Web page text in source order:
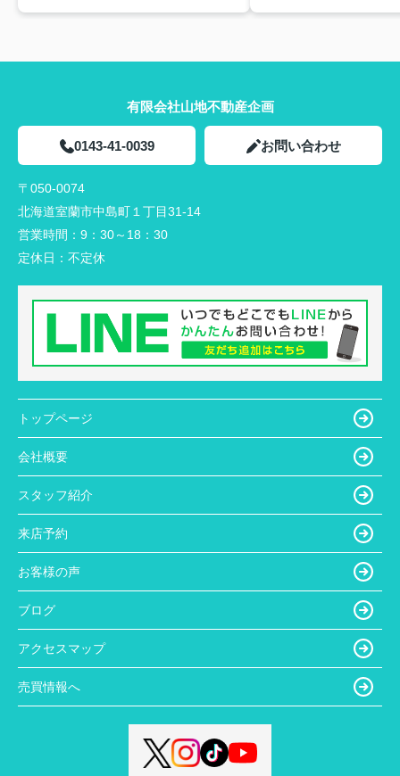
有限会社山地不動産企画
0143-41-0039 お問い合わせ
〒050-0074
北海道室蘭市中島町１丁目31-14
営業時間： 9：30～18：30
定休日： 不定休
トップページ
会社概要
スタッフ紹介
来店予約
お客様の声
ブログ
アクセスマップ
売買情報へ